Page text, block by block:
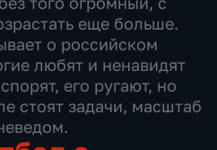
еще больше.
о российском
любят и ненавидят
его ругают, но
стоят задачи, масштаб